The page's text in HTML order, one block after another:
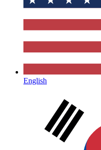
English